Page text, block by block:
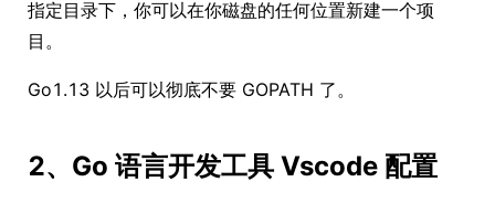
指定目录下，你可以在你磁盘的任何位置新建一个项
目。
Go1.13 以后可以彻底不要 GOPATH 了。
2、Go 语言开发工具 Vscode 配置